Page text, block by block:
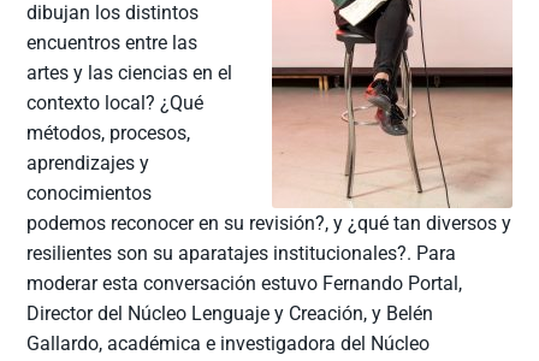
dibujan los distintos
encuentros entre las
artes y las ciencias en el
contexto local? ¿Qué
métodos, procesos,
aprendizajes y
conocimientos
podemos reconocer en su revisión?, y ¿qué tan diversos y
resilientes son su aparatajes institucionales?. Para
moderar esta conversación estuvo Fernando Portal,
Director del Núcleo Lenguaje y Creación, y Belén
Gallardo, académica e investigadora del Núcleo